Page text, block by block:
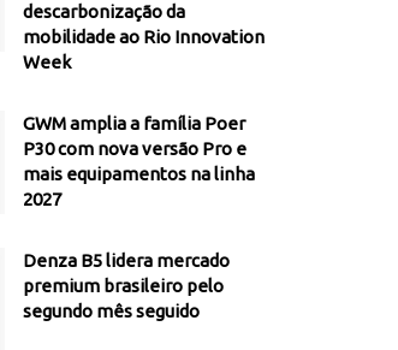
descarbonização da
mobilidade ao Rio Innovation
Week
GWM amplia a família Poer
P30 com nova versão Pro e
mais equipamentos na linha
2027
Denza B5 lidera mercado
premium brasileiro pelo
segundo mês seguido